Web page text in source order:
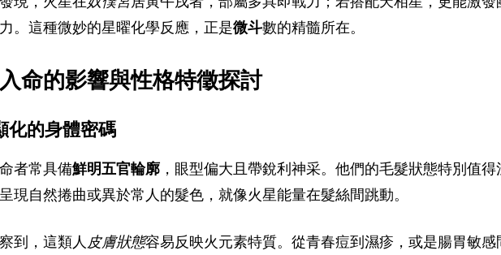
。這種微妙的星曜化學反應，正是微斗數的精髓所在。
命的影響與性格特徵探討
化的身體密碼
者常具備鮮明五官輪廓 ，眼型偏大且帶銳利神采。他們的毛髮狀態特別值得
現自然捲曲或異於常人的髮色，就像火星能量在髮絲間跳動。
到，這類人 皮膚狀態容易反映火元素特質。從青春痘到濕疹，或是腸胃敏感